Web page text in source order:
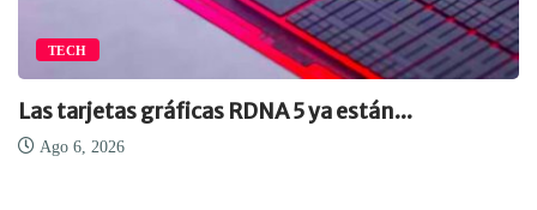
TECH
Las tarjetas gráficas RDNA 5 ya están...
Ago 6, 2026